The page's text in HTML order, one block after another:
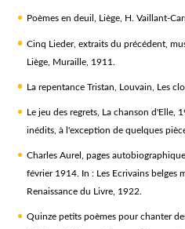
Poèmes en deuil, Liège, H. Vaillant-
Cinq Lieder, extraits du précédent,
Liège, Muraille, 1911.
La repentance Tristan, Louvain, Les
Le jeu des regrets, La chanson d'Elle,
inédits, à l'exception de quelques
Charles Aurel, pages
février 1914. In : Les Ecrivains belges
Renaissance du Livre, 1922.
Quinze petits poèmes pour chanter